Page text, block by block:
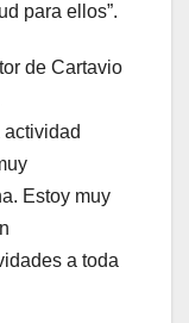
para ellos”.
de Cartavio
actividad
Estoy muy
a toda